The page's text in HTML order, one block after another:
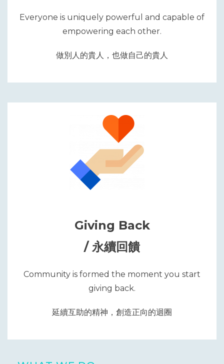
Everyone is uniquely powerful and capable of
empowering each other.
做別人的貴人，也做自己的貴人
Giving Back
/ 永續回饋
Community is formed the moment you start
giving back.
延續互助的精神，創造正向的迴圈